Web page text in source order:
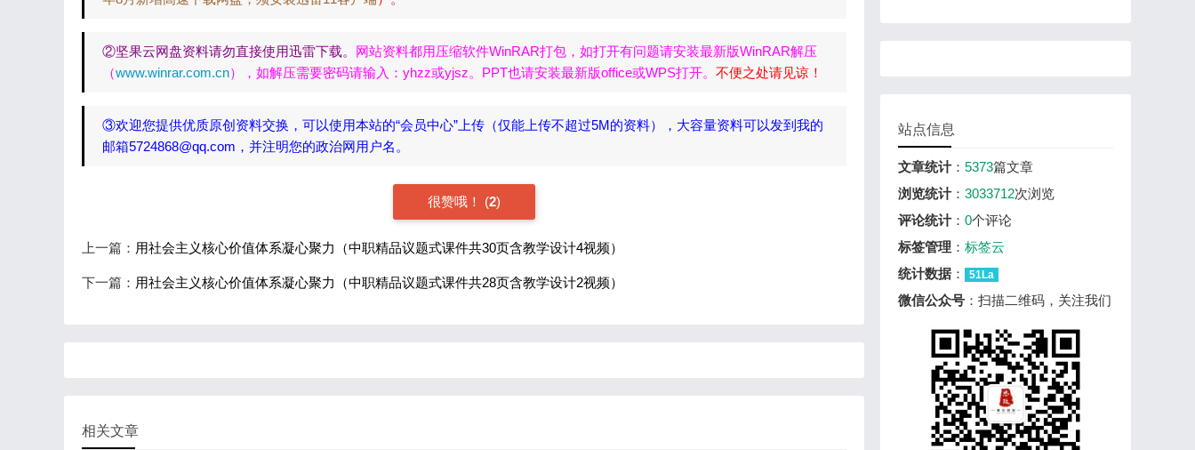
②坚果云网盘资料请勿直接使用迅雷下载。 网站资料都用压缩软件WinRAR打包，如打开有问题请安装最新版WinRAR解压
（www.winrar.com.cn），如解压需要密码请输入：yhzz或yjsz。PPT也请安装最新版office或WPS打开。 不便之处请见谅！
③欢迎您提供优质原创资料交换，可以使用本站的“会员中心”上传（仅能上传不超过5M的资料），大容量资料可以发到我的
邮箱5724868@qq.com，并注明您的政治网用户名。
很赞哦！ (2)
上一篇： 用社会主义核心价值体系凝心聚力（中职精品议题式课件共30页含教学设计4视频）
下一篇： 用社会主义核心价值体系凝心聚力（中职精品议题式课件共28页含教学设计2视频）
相关文章
站点信息
文章统计： 5373篇文章
浏览统计： 3033712次浏览
评论统计： 0个评论
标签管理 ： 标签云
统计数据 ： 51La
微信公众号 ：扫描二维码，关注我们